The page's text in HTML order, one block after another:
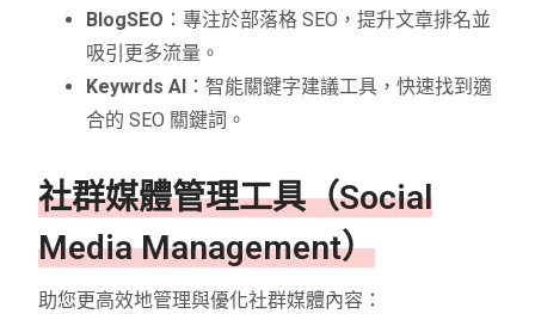
BlogSEO ：專注於部落格 SEO，提升文章排名並
吸引更多流量。
Keywrds AI ：智能關鍵字建議工具，快速找到適
合的 SEO 關鍵詞。
社群媒體管理工具（Social
Media Management）
助您更高效地管理與優化社群媒體內容：